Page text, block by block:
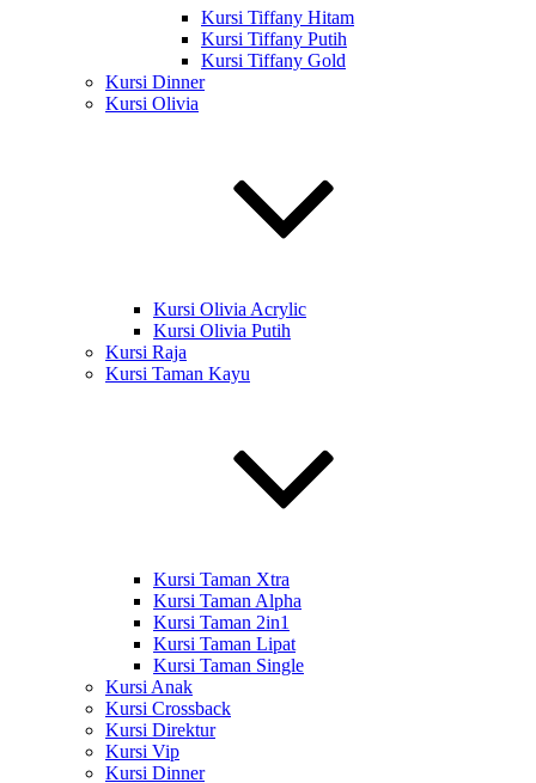
Kursi Tiffany Hitam
Kursi Tiffany Putih
Kursi Tiffany Gold
Kursi Dinner
Kursi Olivia
Kursi Olivia Acrylic
Kursi Olivia Putih
Kursi Raja
Kursi Taman Kayu
Kursi Taman Xtra
Kursi Taman Alpha
Kursi Taman 2in1
Kursi Taman Lipat
Kursi Taman Single
Kursi Anak
Kursi Crossback
Kursi Direktur
Kursi Vip
Kursi Dinner